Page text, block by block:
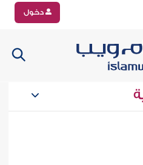
دخول